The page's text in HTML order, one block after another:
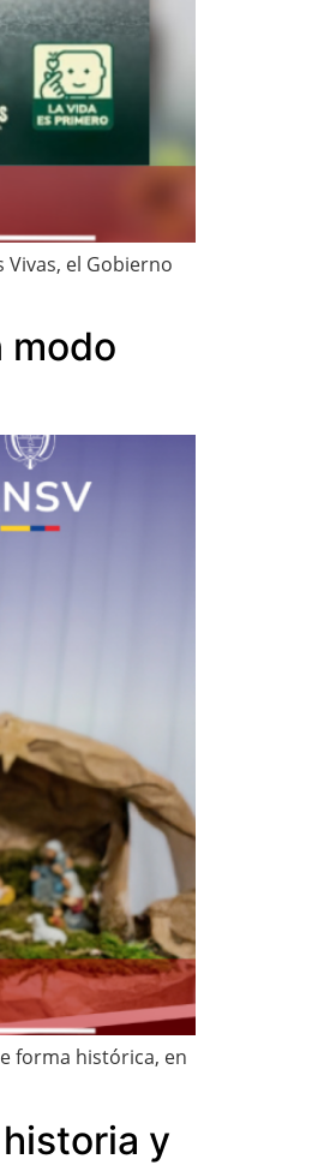
el Gobierno
modo
forma histórica, en
y